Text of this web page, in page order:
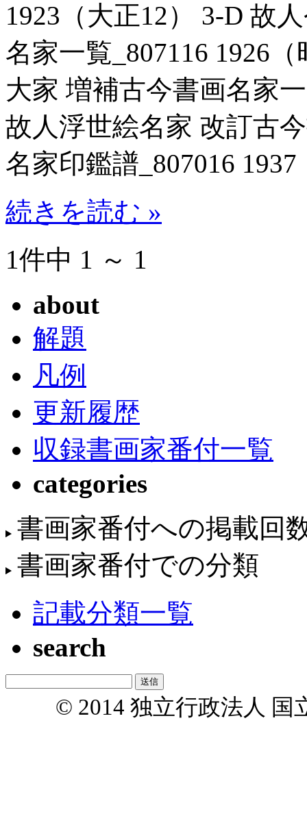
1923（大正12） 3-D 故
名家一覧_807116 1926
大家 増補古今書画名家
故人浮世絵名家 改訂古
名家印鑑譜_807016
続きを読む »
1件中 1 ～ 1
about
解題
凡例
更新履歴
収録書画家番付一覧
categories
書画家番付への掲載回
書画家番付での分類
記載分類一覧
search
© 2014 独立行政法人 国